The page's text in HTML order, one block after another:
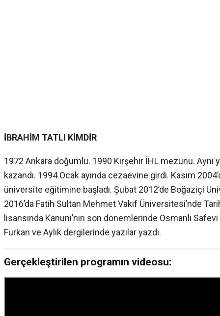
İBRAHİM TATLI KİMDİR
1972 Ankara doğumlu. 1990 Kırşehir İHL mezunu.
kazandı. 1994 Ocak ayında cezaevine girdi. Kasım
üniversite eğitimine başladı. Şubat 2012’de Boğaziçi
2016’da Fatih Sultan Mehmet Vakıf Üniversitesi’nde
lisansında Kanuni’nin son dönemlerinde Osmanlı
Furkan ve Aylık dergilerinde yazılar yazdı.
Gerçekleştirilen programın videosu: